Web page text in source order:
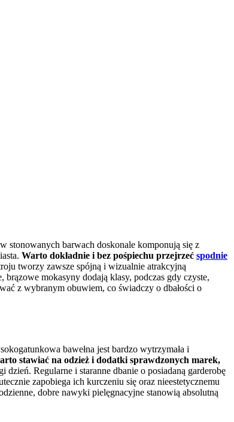
stonowanych barwach doskonale komponują się z
Warto dokładnie i bez pośpiechu przejrzeć spodnie
tworzy zawsze spójną i wizualnie atrakcyjną
mokasyny dodają klasy, podczas gdy czyste,
z wybranym obuwiem, co świadczy o dbałości o
bawełna jest bardzo wytrzymała i
stawiać na odzież i dodatki sprawdzonych marek,
dzień. Regularne i staranne dbanie o posiadaną garderobę
zapobiega ich kurczeniu się oraz nieestetycznemu
dobre nawyki pielęgnacyjne stanowią absolutną